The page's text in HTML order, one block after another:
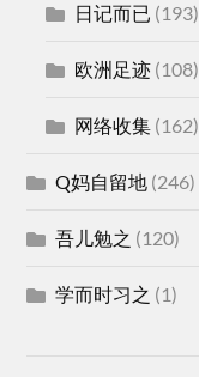
日记而已 (193)
欧洲足迹 (108)
网络收集 (162)
Q妈自留地 (246)
吾儿勉之 (120)
学而时习之 (1)